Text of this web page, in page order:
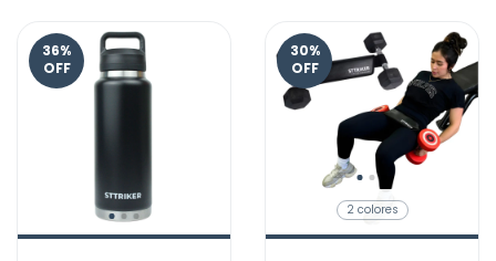
36%
OFF
30%
OFF
2 colores